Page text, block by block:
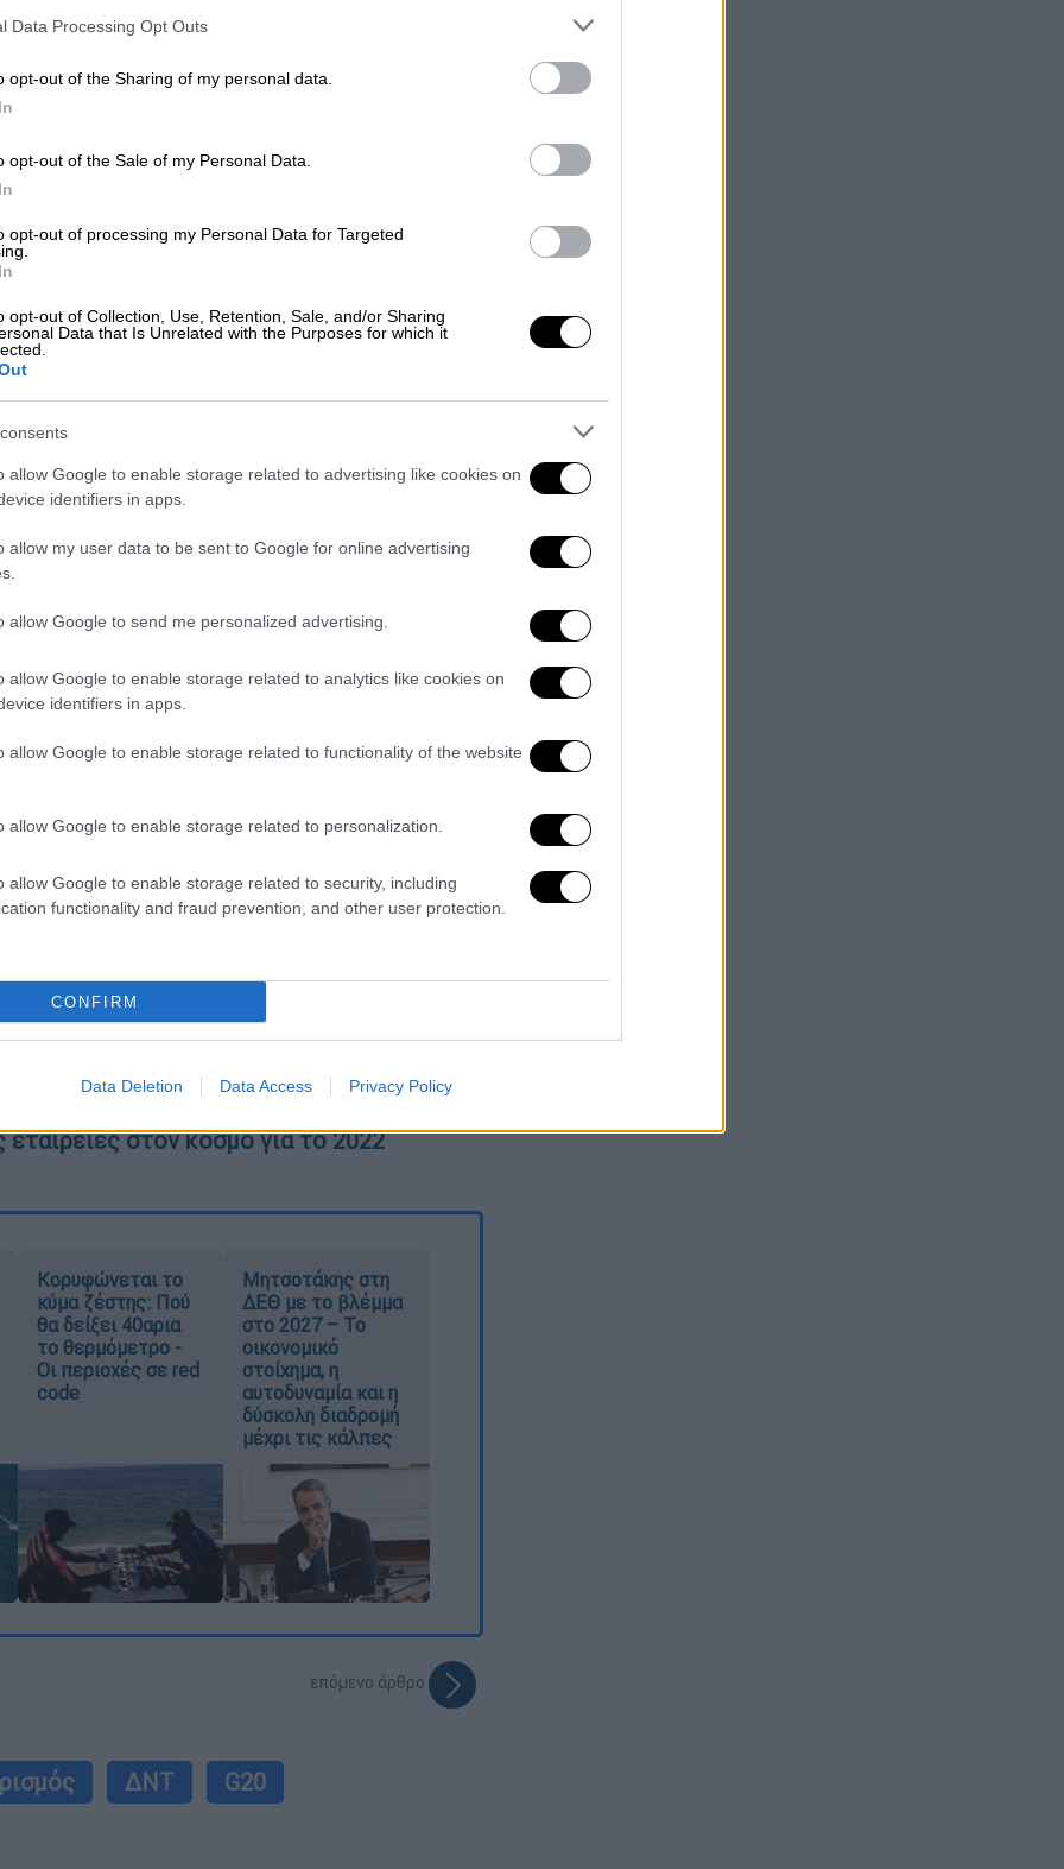
Data Processing Opt Outs
opt-out of the Sharing of my personal data.
opt-out of the Sale of my Personal Data.
opt-out of processing my Personal Data for Targeted
opt-out of Collection, Use, Retention, Sale, and/or Sharing
Data that Is Unrelated with the Purposes for which it
allow Google to enable storage related to advertising like cookies on
identifiers in apps.
allow my user data to be sent to Google for online advertising
allow Google to send me personalized advertising.
allow Google to enable storage related to analytics like cookies on
identifiers in apps.
allow Google to enable storage related to functionality of the website
allow Google to enable storage related to personalization.
allow Google to enable storage related to security, including
functionality and fraud prevention, and other user protection.
CONFIRM
Data Deletion Data Access Privacy Policy
το Σάββατο, για την
.
απότηνομάδα κρατών
άμεσων μέτρων για την αντιμετώπιση
ακόμη χειρότερη, αν επικρατήσουν
διάσκεψη των υπουργών Οικονομικών της
των ρωσικών πολεμικών
την πίεση στις τιμές των προϊόντων και
σε παγκόσμιο επίπεδο γίνονται πιο
COVID-19, αλλά και τα προβλήματα
να κάνουν πιο δύσκολες στις
μεγάλο εξωτερικό χρέος είναι ακόμη
του εξωτερικού χρέους
η ίδια, σύμφωνα με ένα κείμενο των
του 49χρονου που πέθανε έξω από το
- Ποιοι είναι στο στόχαστρο των
- Περισσότερες από 35.000 αιτήσεις
εταιρείες στον κόσμο για το 2022
Κορυφώνεται το
κύμα ζέστης: Πού
θα δείξει 40αρια
το θερμόμετρο -
Οι περιοχές σε red
code
Μητσοτάκης στη
ΔΕΘ με το βλέμμα
στο 2027 – Το
οικονομικό
στοίχημα, η
αυτοδυναμία και η
δύσκολη διαδρομή
μέχρι τις κάλπες
επόμενο άρθρο
ΔΝΤ
G20